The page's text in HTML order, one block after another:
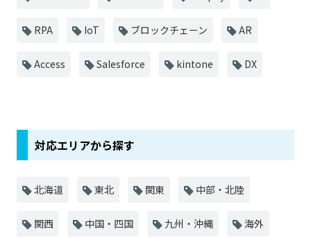
RPA IoT ブロックチェーン AR
Access Salesforce kintone DX
対応エリアから探す
北海道 東北 関東 中部・北陸
関西 中国・四国 九州・沖縄 海外